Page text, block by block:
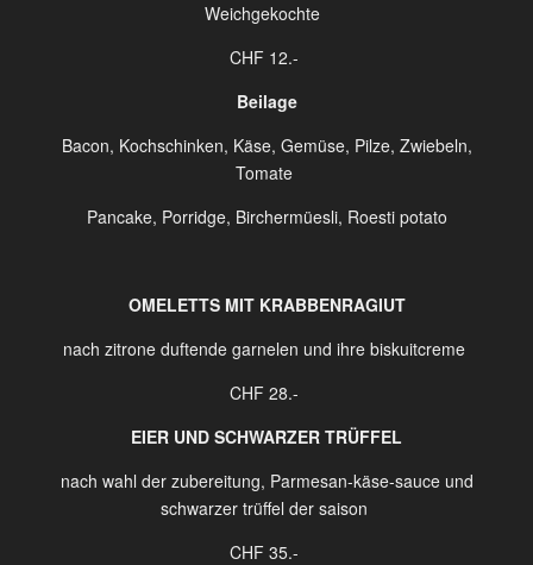
Weichgekochte
CHF 12.-
Beilage
Bacon, Kochschinken, Käse, Gemüse, Pilze, Zwiebeln,
Tomate
Pancake, Porridge, Birchermüesli, Roesti potato
OMELETTS MIT KRABBENRAGIUT
nach zitrone duftende garnelen und ihre biskuitcreme
CHF 28.-
EIER UND SCHWARZER TRÜFFEL
nach wahl der zubereitung, Parmesan-käse-sauce und
schwarzer trüffel der saison
CHF 35.-